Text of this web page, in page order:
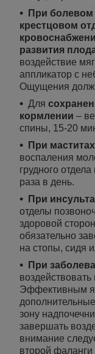
При
крестцовом
развития
воздействие
аппликатор с
Ощущения
Для
кормлении –
спины, 15-20
При маститах
воспаления
грудного
раза в день.
При
отделы
здоровой
обязательно
на стопы, сидя
При
Эффективным
зону
завершать
внимание
второй